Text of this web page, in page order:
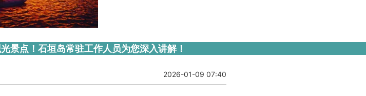
景点！石垣岛常驻工作人员为您深入讲解！
2026-01-09 07:40